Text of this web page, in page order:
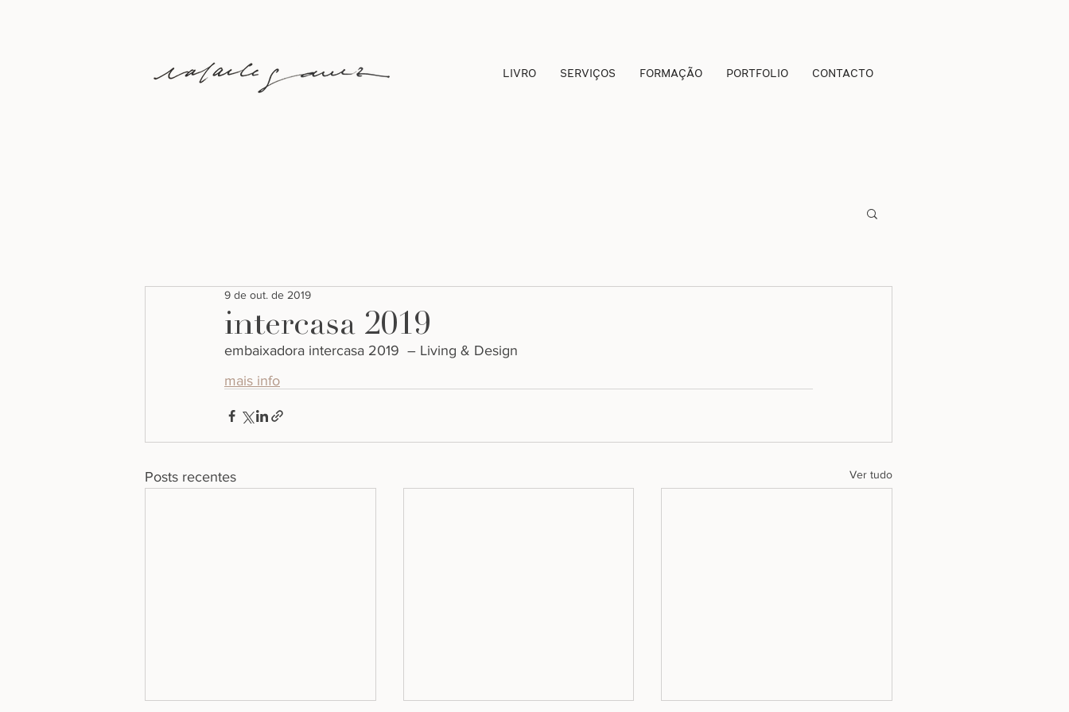
LIVRO SERVIÇOS FORMAÇÃO PORTFOLIO CONTACTO
intercasa 2019
9 de out. de 2019
embaixadora intercasa 2019  – Living & Design
mais info
Posts recentes Ver tudo